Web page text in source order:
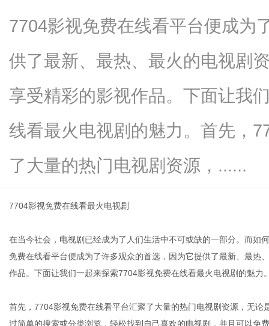
7704影视免费在线看平台便成为
供了最新、最热、最火的电视剧
享受精彩的影视作品。下面让我
线看最火电视剧的魅力。首先，
了大量的热门电视剧资源，......
7704影视免费在线看最火电视剧
在当今社会，电视剧已经成为了人们生活中不可或缺的一部分。而如
免费在线看平台便成为了许多观众的首选，因为它提供了最新、最热
作品。下面让我们一起来探索7704影视免费在线看最火电视剧的魅力
首先，7704影视免费在线看平台汇聚了大量的热门电视剧资源，无
过简单的搜索或分类浏览，轻松找到自己喜欢的电视剧，并且可以免